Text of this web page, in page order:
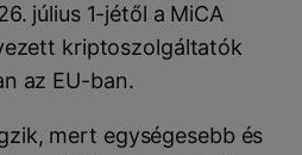
július 1-jétől a MiCA
kriptoszolgáltatók
az EU-ban.
mert egységesebb és